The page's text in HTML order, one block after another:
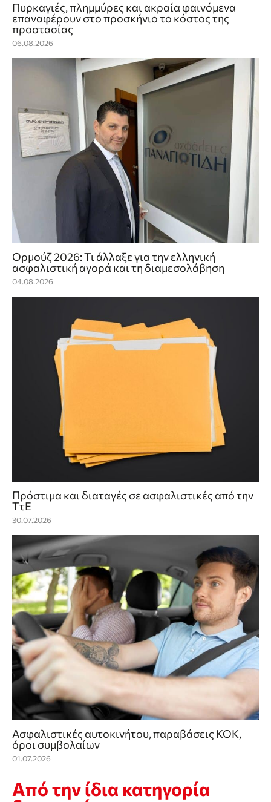
Πυρκαγιές, πλημμύρες και ακραία φαινόμενα
επαναφέρουν στο προσκήνιο το κόστος της
προστασίας
06.08.2026
Ορμούζ 2026: Τι άλλαξε για την ελληνική
ασφαλιστική αγορά και τη διαμεσολάβηση
04.08.2026
Πρόστιμα και διαταγές σε ασφαλιστικές από την
ΤτΕ
30.07.2026
Ασφαλιστικές αυτοκινήτου, παραβάσεις ΚΟΚ,
όροι συμβολαίων
01.07.2026
Από την ίδια κατηγορία